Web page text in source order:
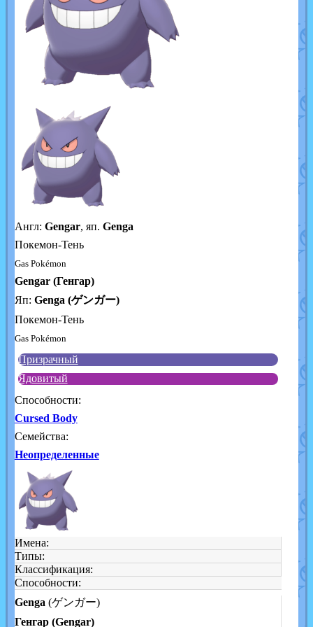
Англ: Gengar, яп. Genga
Покемон-Тень
Gas Pokémon
Gengar (Генгар)
Яп: Genga (ゲンガー)
Покемон-Тень
Gas Pokémon
Призрачный
Ядовитый
Способности:
Cursed Body
Семейства:
Неопределенные
Имена:
Типы:
Классификация:
Способности:
Genga (ゲンガー)
Генгар (Gengar)